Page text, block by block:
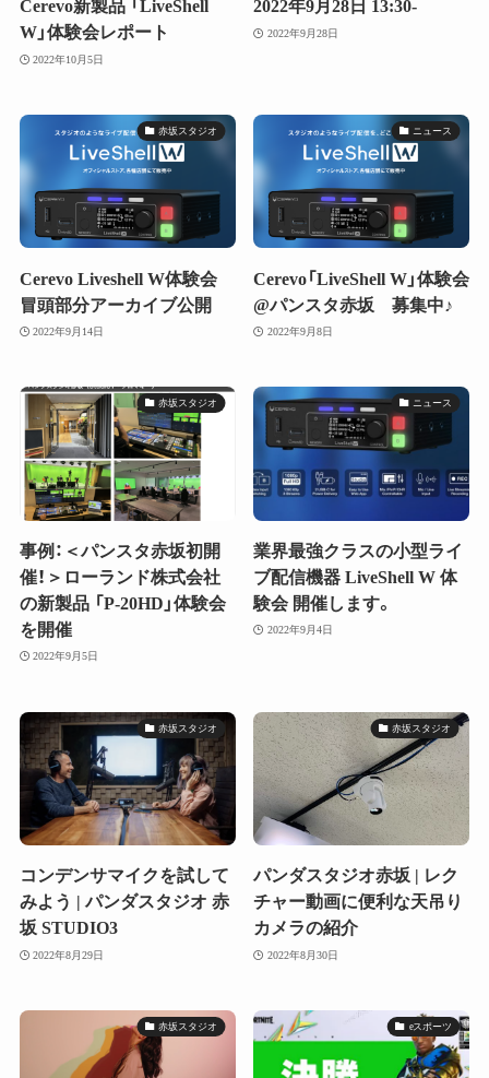
Cerevo新製品 「LiveShell
W」体験会レポート
2022年10月5日
2022年9月28日 13:30-
2022年9月28日
赤坂スタジオ
Cerevo Liveshell W体験会
冒頭部分アーカイブ公開
2022年9月14日
ニュース
Cerevo「LiveShell W」体験会
@パンスタ赤坂 募集中♪
2022年9月8日
赤坂スタジオ
事例：＜パンスタ赤坂初開
催！＞ローランド株式会社
の新製品 「P-20HD」体験会
を開催
2022年9月5日
ニュース
業界最強クラスの小型ライ
ブ配信機器 LiveShell W 体
験会 開催します。
2022年9月4日
赤坂スタジオ
コンデンサマイクを試して
みよう | パンダスタジオ 赤
坂 STUDIO3
2022年8月29日
赤坂スタジオ
パンダスタジオ赤坂 | レク
チャー動画に便利な天吊り
カメラの紹介
2022年8月30日
赤坂スタジオ eスポーツ